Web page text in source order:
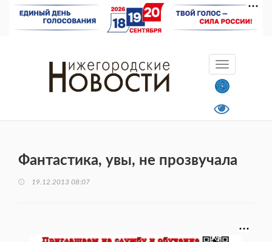
Фантастика, увы, не прозвучала
19.12.2013 08:07